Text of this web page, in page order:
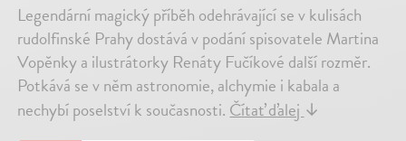
Legendární magický příběh odehrávající se v kulisách
rudolfinské Prahy dostává v podání spisovatele Martina
Vopěnky a ilustrátorky Renáty Fučíkové další rozměr.
Potkává se v něm astronomie, alchymie i kabala a
nechybí poselství k současnosti. Čítať ďalej ↓